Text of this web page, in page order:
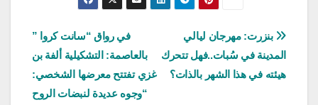
تصفّح
المقالات
في رواق “سانت كروا ”
بالعاصمة: التشكيلية ألفة بن
غزي تفتتح معرضها الشخصي:
“وجوه عديدة لنبضات الروح
بنزرت: مهرجان ليالي
المدينة في سُبات..فهل تتحرك
هيئته في هذا الشهر بالذات؟